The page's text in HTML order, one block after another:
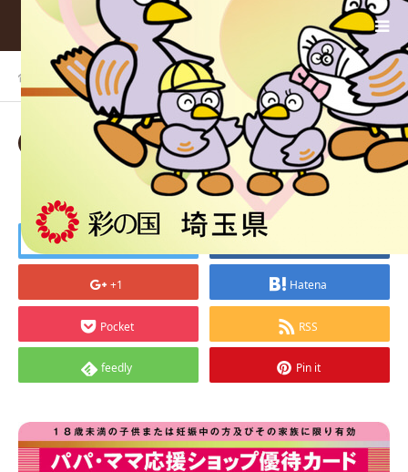
ホームBLOG （新）優待カード（18歳まで）
2018.04.18
（新）優待カード（18歳まで）
+1 Hatena
Pocket RSS
feedly Pin it